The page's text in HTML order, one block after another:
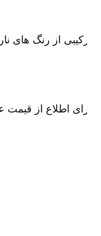
از رنگ های
اطلاع از قیمت